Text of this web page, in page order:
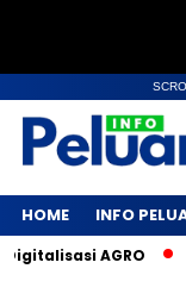
HOME INFO
AGRO DBS